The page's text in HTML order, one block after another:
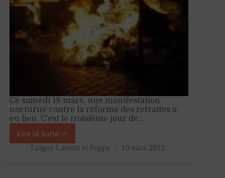
Ce samedi 18 mars, une manifestation
nocturne contre la réforme des retraites a
eu lieu. C’est le troisième jour de…
Lire la suite
49.3
:
Tanguy Lacroix et Poppy 19 mars 2023